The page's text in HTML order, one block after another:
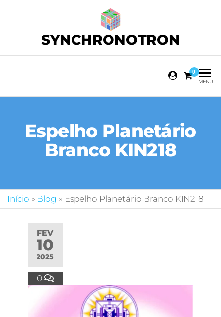
SYNCHRONOTRON
0
MENU
Espelho Planetário
Branco KIN218
Início » Blog » Espelho Planetário Branco KIN218
FEV
10
2025
0